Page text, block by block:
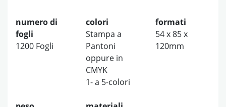
numero di
fogli
1200 Fogli
colori
Stampa a
Pantoni
oppure in
CMYK
1- a 5-colori
formati
54 x 85 x
120mm